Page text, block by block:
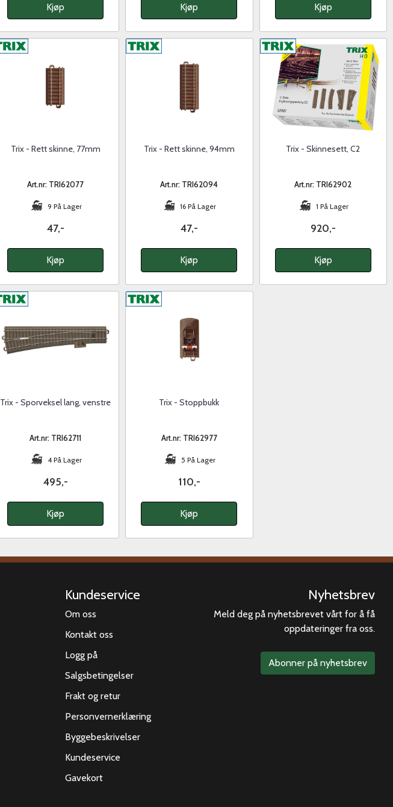
Kjøp Kjøp Kjøp
Trix - Rett skinne, 77mm
Art.nr: TRI62077
9 På Lager
47,-
Kjøp
Trix - Rett skinne, 94mm
Art.nr: TRI62094
16 På Lager
47,-
Kjøp
Trix - Skinnesett, C2
Art.nr: TRI62902
1 På Lager
920,-
Kjøp
Trix - Sporveksel lang, venstre
Art.nr: TRI62711
4 På Lager
495,-
Kjøp
Trix - Stoppbukk
Art.nr: TRI62977
5 På Lager
110,-
Kjøp
Kundeservice
Om oss
Kontakt oss
Logg på
Salgsbetingelser
Frakt og retur
Personvernerklæring
Byggebeskrivelser
Kundeservice
Gavekort
Nyhetsbrev
Meld deg på nyhetsbrevet vårt for å få
oppdateringer fra oss.
Abonner på nyhetsbrev